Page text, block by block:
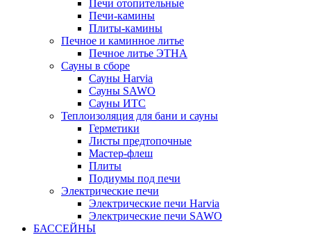
Печи отопительные
Печи-камины
Плиты-камины
Печное и каминное литье
Печное литье ЭТНА
Сауны в сборе
Cауны Harvia
Сауны SAWO
Сауны ИТС
Теплоизоляция для бани и сауны
Герметики
Листы предтопочные
Мастер-флеш
Плиты
Подиумы под печи
Электрические печи
Электрические печи Harvia
Электрические печи SAWO
БАССЕЙНЫ